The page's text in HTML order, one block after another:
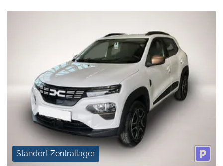
Standort Zentrallager